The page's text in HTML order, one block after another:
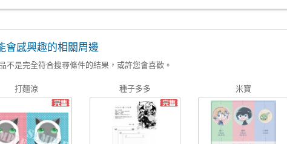
會感興趣的相關周邊
不是完全符合搜尋條件的結果，或許您會喜歡。
打麵涼 種子多多 米寶